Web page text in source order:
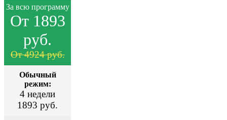
За всю программу
От 1893
руб.
От 4924 руб.
Обычный
режим:
4 недели
1893 руб.